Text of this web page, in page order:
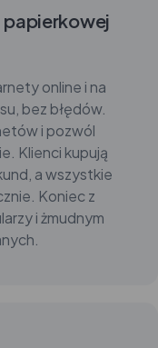
papierkowej
online i na
bez błędów.
i pozwól
Klienci kupują
a wszystkie
Koniec z
i żmudnym